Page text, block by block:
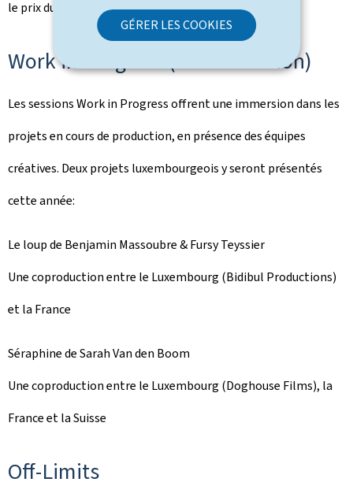
GÉRER LES COOKIES
le prix du public.
Work in Progress(hors sélection)
Les sessionsWork in Progressoffrent une immersion dans les
projets en cours de production, en présence des équipes
créatives. Deux projets luxembourgeois y seront présentés
cette année:
Le loupde Benjamin Massoubre & Fursy Teyssier
Une coproduction entre le Luxembourg (Bidibul Productions)
et la France
Séraphine de Sarah Van den Boom
Une coproduction entre le Luxembourg (Doghouse Films), la
France et la Suisse
Off-Limits